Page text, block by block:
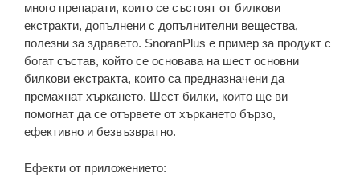
много препарати, които се състоят от билкови
екстракти, допълнени с допълнителни вещества,
полезни за здравето. SnoranPlus е пример за продукт с
богат състав, който се основава на шест основни
билкови екстракта, които са предназначени да
премахнат хъркането. Шест билки, които ще ви
помогнат да се отървете от хъркането бързо,
ефективно и безвъзвратно.
Ефекти от приложението: